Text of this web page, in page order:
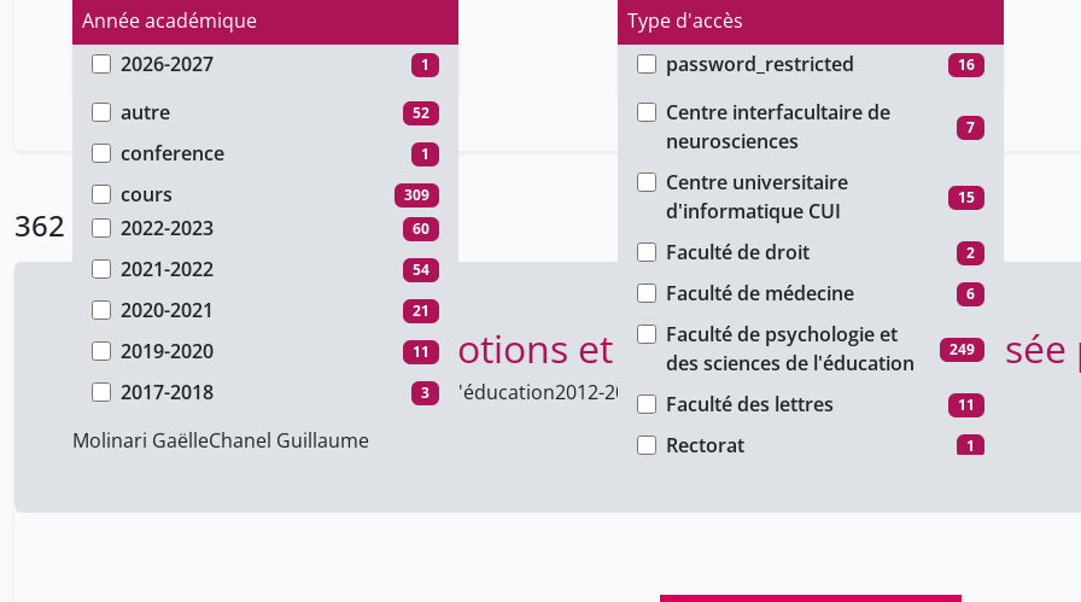
Année académique
2026-2027
1
2025-2026 64
2024-2025 74
2023-2024 27
2022-2023 60
2021-2022 54
2020-2021 21
2019-2020 11
2017-2018 3
2012-2013
Type d'accès
password_restricted
16
public
unige_restricted 326
Type de document
autre
52
conference 1
cours 309
Faculté
Centre interfacultaire de
neurosciences
7
Centre universitaire
d'informatique CUI
15
Faculté de droit 2
Faculté de médecine 6
Faculté de psychologie et
des sciences de l'éducation
249
Faculté des lettres 11
Rectorat 1
362 Résultats
[BBS] Partage des émotions et collaboration
Faculté de psychologie et des sciences de l'éducation2012-2013
Molinari GaëlleChanel Guillaume